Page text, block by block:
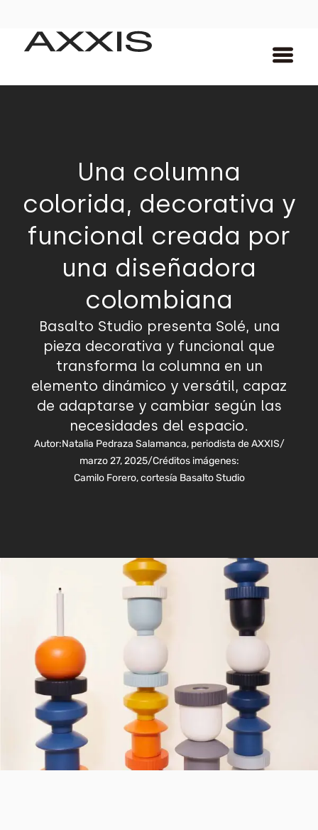
Una columna
colorida, decorativa y
funcional creada por
una diseñadora
colombiana
Basalto Studio presenta Solé, una
pieza decorativa y funcional que
transforma la columna en un
elemento dinámico y versátil, capaz
de adaptarse y cambiar según las
necesidades del espacio.
Autor:Natalia Pedraza Salamanca, periodista de AXXIS/
marzo 27, 2025/Créditos imágenes:
Camilo Forero, cortesía Basalto Studio